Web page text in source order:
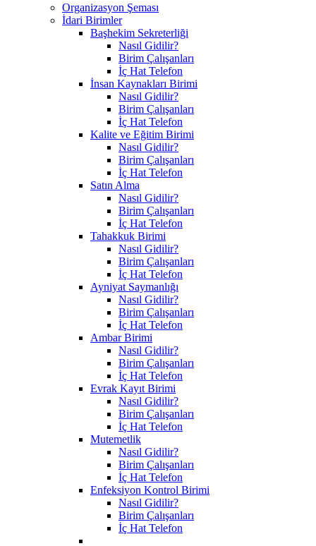
Organizasyon Şeması
İdari Birimler
Başhekim Sekreterliği
Nasıl Gidilir?
Birim Çalışanları
İç Hat Telefon
İnsan Kaynakları Birimi
Nasıl Gidilir?
Birim Çalışanları
İç Hat Telefon
Kalite ve Eğitim Birimi
Nasıl Gidilir?
Birim Çalışanları
İç Hat Telefon
Satın Alma
Nasıl Gidilir?
Birim Çalışanları
İç Hat Telefon
Tahakkuk Birimi
Nasıl Gidilir?
Birim Çalışanları
İç Hat Telefon
Ayniyat Saymanlığı
Nasıl Gidilir?
Birim Çalışanları
İç Hat Telefon
Ambar Birimi
Nasıl Gidilir?
Birim Çalışanları
İç Hat Telefon
Evrak Kayıt Birimi
Nasıl Gidilir?
Birim Çalışanları
İç Hat Telefon
Mutemetlik
Nasıl Gidilir?
Birim Çalışanları
İç Hat Telefon
Enfeksiyon Kontrol Birimi
Nasıl Gidilir?
Birim Çalışanları
İç Hat Telefon